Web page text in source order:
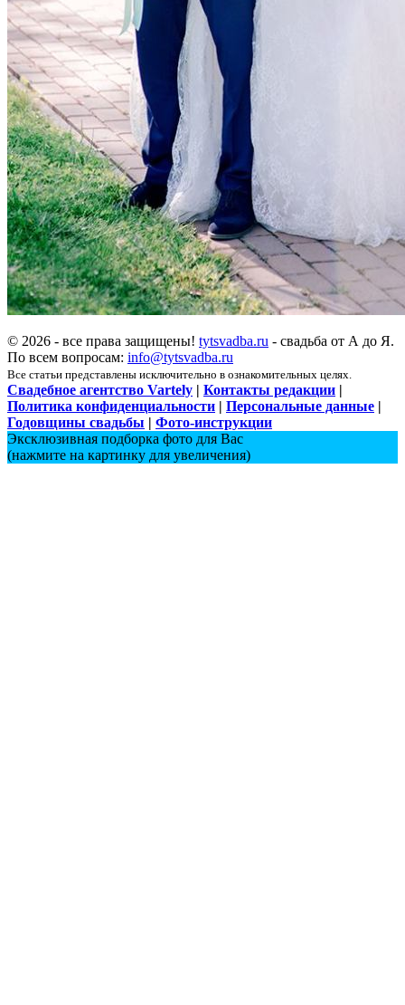
© 2026 - все права защищены! tytsvadba.ru - свадьба от А до Я.
По всем вопросам: info@tytsvadba.ru
Все статьи представлены исключительно в ознакомительных целях.
Свадебное агентство Vartely | Контакты редакции |
Политика конфиденциальности | Персональные данные |
Годовщины свадьбы | Фото-инструкции
Эксклюзивная подборка фото для Вас
(нажмите на картинку для увеличения)